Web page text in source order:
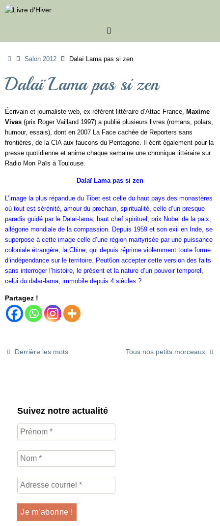
Passer
au
AccueilSalon 2012 Dalaï Lama pas si zen
Dalaï Lama pas si zen
Écrivain et journaliste web, ex référent littéraire d’Attac France,
Maxime
Vivas (prix Roger Vailland 1997) a publié plusieurs livres (romans, polars,
humour, essais), dont en 2007 La Face cachée de Reporters sans
frontières, de la CIA aux faucons du Pentagone. Il écrit également pour la
presse quotidienne et anime chaque semaine une chronique littéraire sur
Radio Mon Païs à Toulouse.
Dalaï Lama pas si zen
L’image la plus répandue du Tibet est celle du haut pays des monastères
où tout est sérénité, amour du prochain, spiritualité, celle d’un presque
paradis guidé par le Dalaï-lama, haut chef spirituel, prix Nobel de la paix,
allégorie mondiale de la compassion. Depuis 1959 et son exil en Inde, se
superpose à cette image celle d’une région martyrisée par une puissance
coloniale étrangère, la Chine, qui depuis réprime violemment toute forme
d’indépendance sur le territoire. Peut6on accepter cette version des faits
sans interroger l’histoire, le présent et la nature d’un pouvoir temporel,
celui du dalaï-lama, immobile depuis 4 siècles ?
Partagez !
Derrière les mots Tous nos petits morceaux
Suivez notre actualité